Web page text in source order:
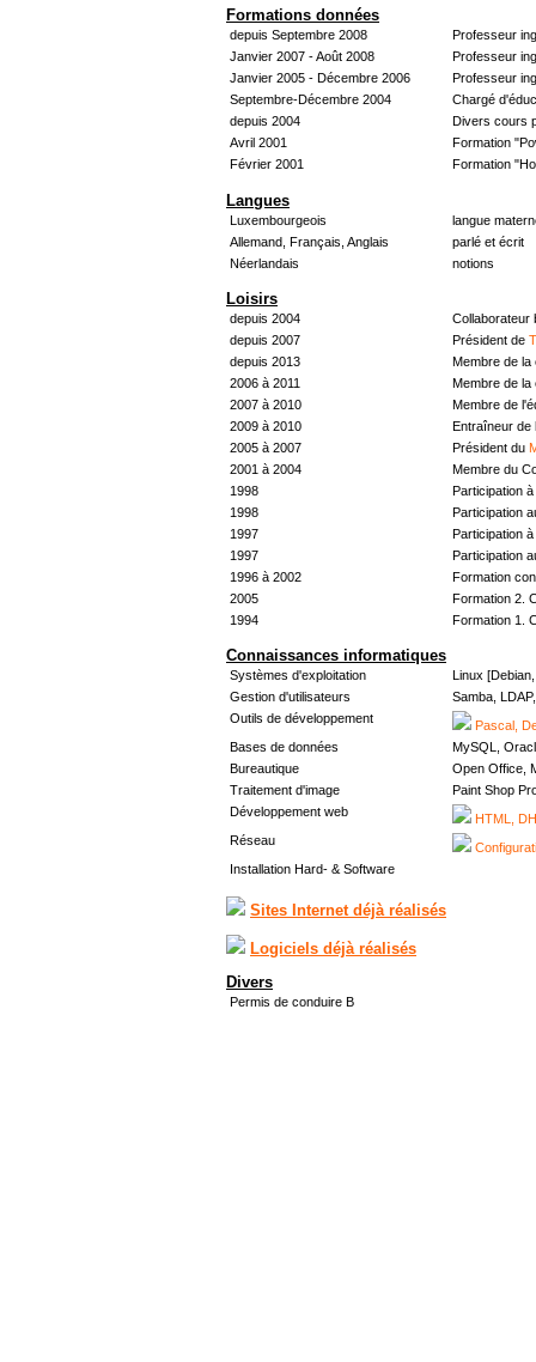
Formations données
depuis Septembre 2008
Professeur
Janvier 2007 - Août 2008
Professeur
Janvier 2005 - Décembre 2006
Professeur
Septembre-Décembre 2004
Chargé
depuis 2004
Divers cours
Avril 2001
Formation
Février 2001
Formation
Langues
Luxembourgeois
langue
Allemand, Français, Anglais
parlé et écrit
Néerlandais
notions
Loisirs
depuis 2004
Collaborateur
depuis 2007
Président de
depuis 2013
Membre de
2006 à 2011
Membre de
2007 à 2010
Membre de
2009 à 2010
Entraîneur de
2005 à 2007
Président du
2001 à 2004
Membre du
1998
Participation à
1998
Participation
1997
Participation à
1997
Participation
1996 à 2002
Formation
2005
Formation 2.
1994
Formation 1.
Connaissances informatiques
Systèmes d'exploitation
Linux
Gestion d'utilisateurs
Samba,
Outils de développement
Pascal,
Bases de données
MySQL,
Bureautique
Open Office,
Traitement d'image
Paint Shop
Développement web
HTML,
Réseau
Installation Hard- & Software
Sites Internet déjà réalisés
Logiciels déjà réalisés
Divers
Permis de conduire B